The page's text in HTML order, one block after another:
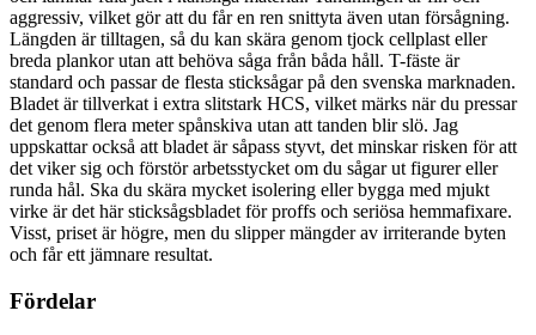
aggressiv, vilket gör att du får en ren snittyta även utan försågning.
Längden är tilltagen, så du kan skära genom tjock cellplast eller
breda plankor utan att behöva såga från båda håll. T-fäste är
standard och passar de flesta sticksågar på den svenska marknaden.
Bladet är tillverkat i extra slitstark HCS, vilket märks när du pressar
det genom flera meter spånskiva utan att tanden blir slö. Jag
uppskattar också att bladet är såpass styvt, det minskar risken för att
det viker sig och förstör arbetsstycket om du sågar ut figurer eller
runda hål. Ska du skära mycket isolering eller bygga med mjukt
virke är det här sticksågsbladet för proffs och seriösa hemmafixare.
Visst, priset är högre, men du slipper mängder av irriterande byten
och får ett jämnare resultat.
Fördelar